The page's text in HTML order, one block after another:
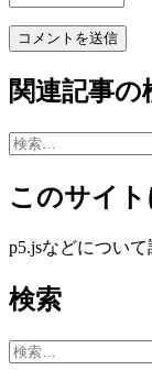
関連記事の
検
このサイ
p5.jsなどについ
検索
検